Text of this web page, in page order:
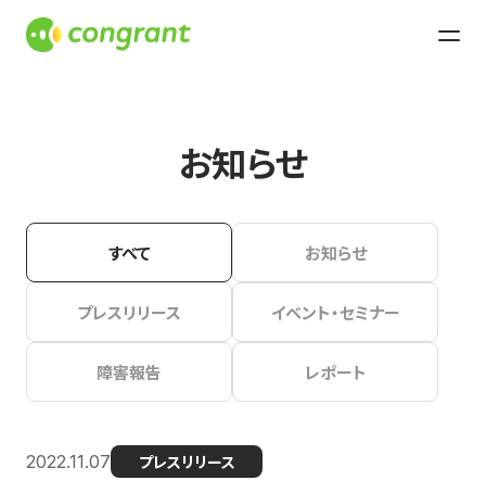
お知らせ
すべて お知らせ
プレスリリース イベント・セミナー
障害報告 レポート
2022.11.07 プレスリリース